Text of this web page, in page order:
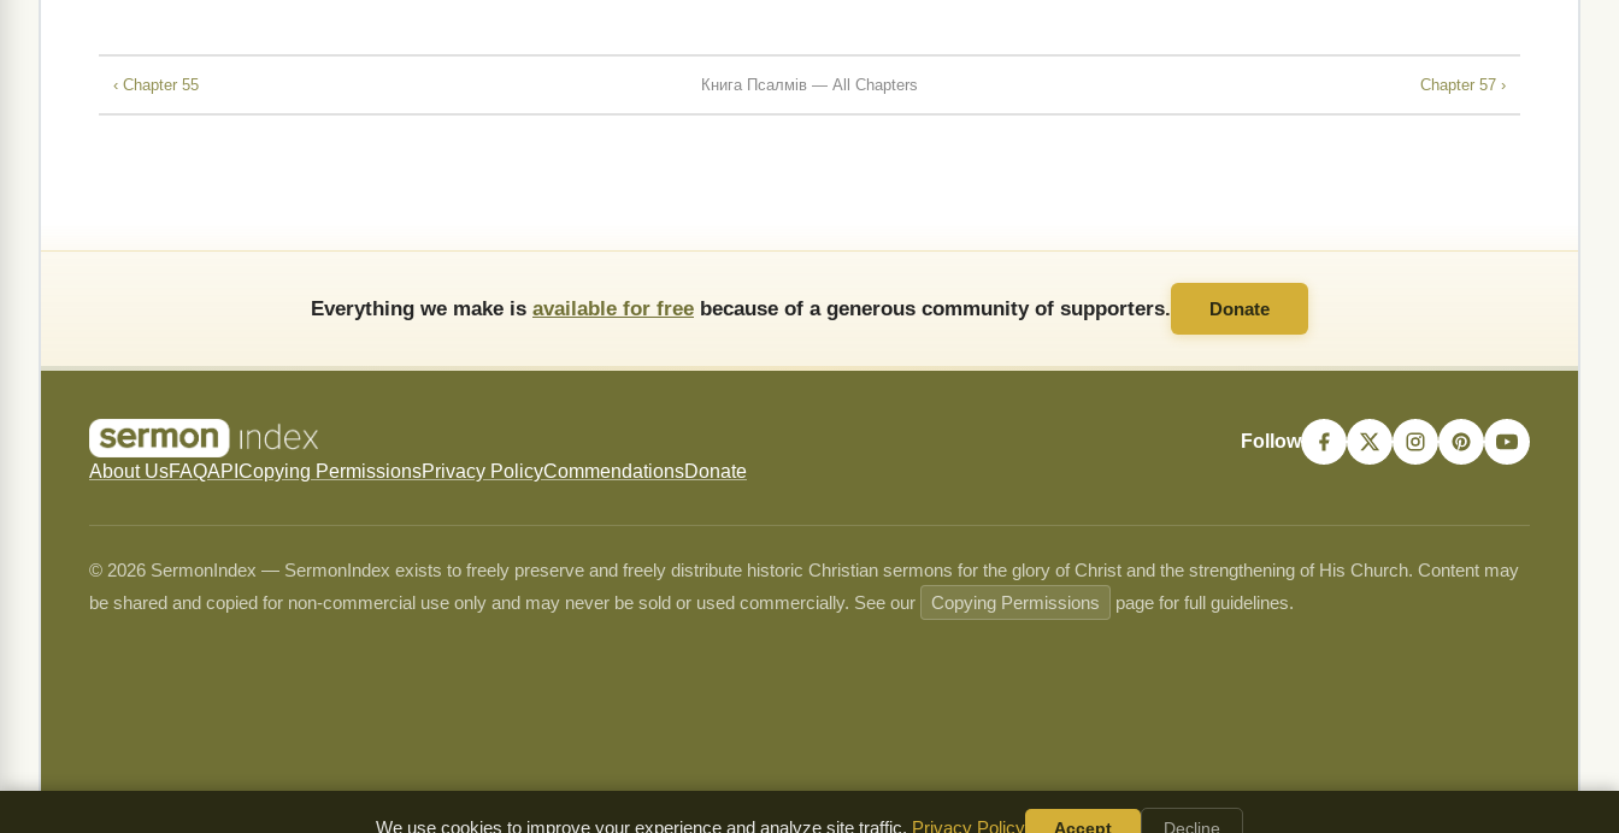
‹ Chapter 55 Книга Псалмів — All Chapters Chapter 57 ›
Everything we make is available for free because of a generous community of supporters. Donate
About UsFAQAPI Copying PermissionsPrivacy PolicyCommendationsDonate
Follow
© 2026 SermonIndex — SermonIndex exists to freely preserve and freely distribute historic Christian sermons for the glory of Christ and the strengthening of His Church. Content may
be shared and copied for non-commercial use only and may never be sold or used commercially. See our
Copying Permissions page for full guidelines.
We use cookies to improve your experience and analyze site traffic. Privacy Policy Accept Decline